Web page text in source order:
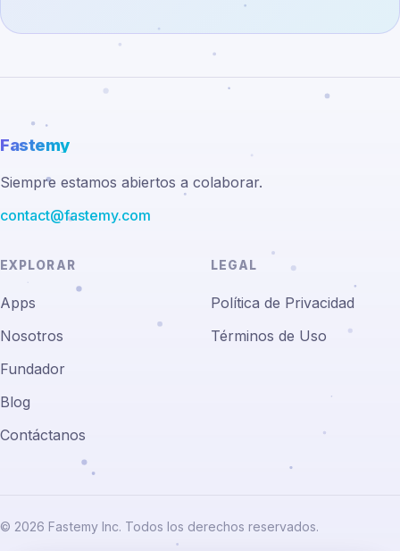
Fastemy
Siempre estamos abiertos a colaborar.
contact@fastemy.com
EXPLORAR
Apps
Nosotros
Fundador
Blog
Contáctanos
LEGAL
Política de Privacidad
Términos de Uso
© 2026 Fastemy Inc. Todos los derechos reservados.